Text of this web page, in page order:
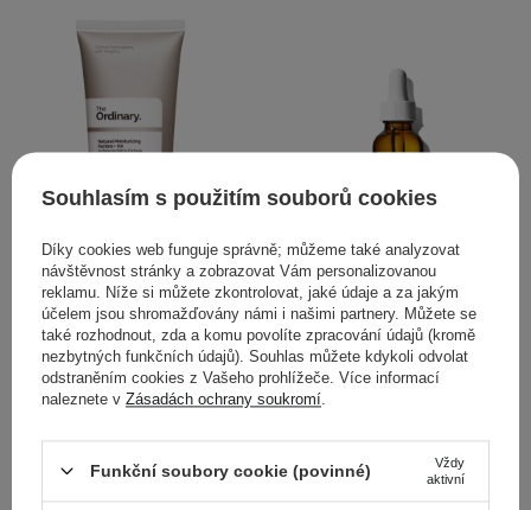
VÝBĚR KOSMETOLOGA
The Ordinary - Natural
Moisturizing Factors + HA
- Hydratační krém s
The Ordinary - 100%
Plant-Derived Squalane -
100% skvalan z cukrové
Souhlasím s použitím souborů cookies
Díky cookies web funguje správně; můžeme také analyzovat
návštěvnost stránky a zobrazovat Vám personalizovanou
reklamu. Níže si můžete zkontrolovat, jaké údaje a za jakým
účelem jsou shromažďovány námi i našimi partnery. Můžete se
také rozhodnout, zda a komu povolíte zpracování údajů (kromě
nezbytných funkčních údajů). Souhlas můžete kdykoli odvolat
odstraněním cookies z Vašeho prohlížeče. Více informací
naleznete v Zásadách ochrany soukromí
Funkční soubory cookie (povinné)
Vždy
aktivní